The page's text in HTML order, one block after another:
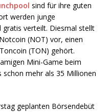
sind für ihre guten
werden junge
verteilt. Diesmal stellt
(NOT) vor, einen
(TON) gehört.
Mini-Game beim
mehr als 35 Millionen
geplanten Börsendebüt